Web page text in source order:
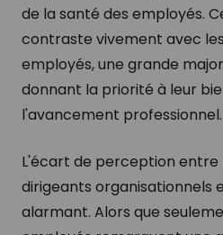
de la santé des employés.
contraste vivement avec
employés, une grande
donnant la priorité à leur
l'avancement professionnel.
L'écart de perception entre
dirigeants organisationnels
alarmant. Alors que